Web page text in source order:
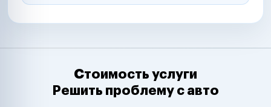
Стоимость услуги
Решить проблему с авто